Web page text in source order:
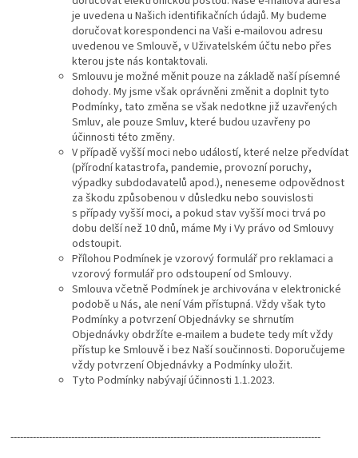
je uvedena u Našich identifikačních údajů. My budeme
doručovat korespondenci na Vaši e-mailovou adresu
uvedenou ve Smlouvě, v Uživatelském účtu nebo přes
kterou jste nás kontaktovali.
Smlouvu je možné měnit pouze na základě naší písemné
dohody. My jsme však oprávněni změnit a doplnit tyto
Podmínky, tato změna se však nedotkne již uzavřených
Smluv, ale pouze Smluv, které budou uzavřeny po
účinnosti této změny.
V případě vyšší moci nebo událostí, které nelze předvídat
(přírodní katastrofa, pandemie, provozní poruchy,
výpadky subdodavatelů apod.), neneseme odpovědnost
za škodu způsobenou v důsledku nebo souvislosti
s případy vyšší moci, a pokud stav vyšší moci trvá po
dobu delší než 10 dnů, máme My i Vy právo od Smlouvy
odstoupit.
Přílohou Podmínek je vzorový formulář pro reklamaci a
vzorový formulář pro odstoupení od Smlouvy.
Smlouva včetně Podmínek je archivována v elektronické
podobě u Nás, ale není Vám přístupná. Vždy však tyto
Podmínky a potvrzení Objednávky se shrnutím
Objednávky obdržíte e-mailem a budete tedy mít vždy
přístup ke Smlouvě i bez Naší součinnosti. Doporučujeme
vždy potvrzení Objednávky a Podmínky uložit.
Tyto Podmínky nabývají účinnosti 1.1.2023.
-------------------------------------------------------------------------------------------------